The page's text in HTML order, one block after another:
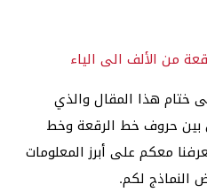
من الألف الى الياء
ختام هذا المقال والذي
بين حروف خط الرقعة وخط
معكم على أبرز المعلومات
النماذج لكم.